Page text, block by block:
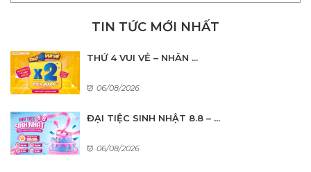
TIN TỨC MỚI NHẤT
THỨ 4 VUI VẺ – NHÂN ...
06/08/2026
ĐẠI TIỆC SINH NHẬT 8.8 – ...
06/08/2026